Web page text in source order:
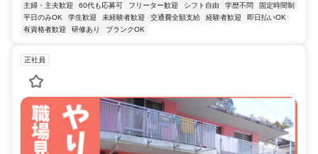
主婦・主夫歓迎
60代も応募可 フリーター歓迎 シフト自由 学歴不問
固定時間制
平日のみOK
学生歓迎 未経験者歓迎 交通費全額支給 経験者歓迎
即日払いOK
有資格者歓迎
研修あり ブランクOK
正社員